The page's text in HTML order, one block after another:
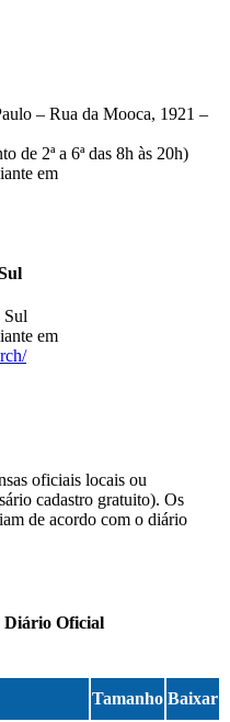
– Rua da Mooca, 1921 –
de 2ª a 6ª das 8h às 20h)
em
Sul
em
oficiais locais ou
cadastro gratuito). Os
de acordo com o diário
Diário Oficial
Tamanho Baixar